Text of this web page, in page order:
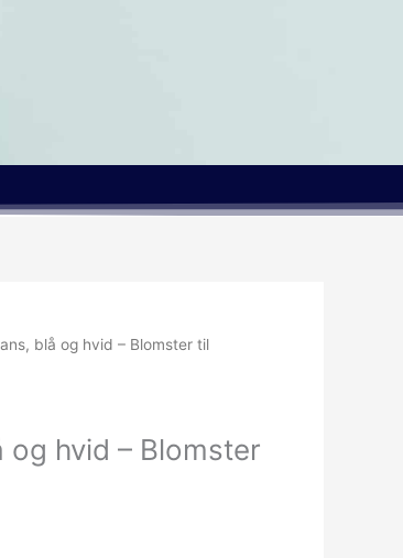
blå og hvid – Blomster til
og hvid – Blomster